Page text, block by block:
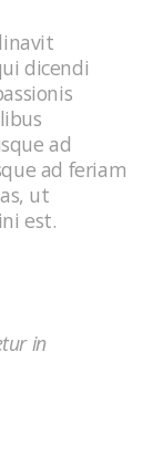
dicendi
ad
ad feriam
ut
est.
in